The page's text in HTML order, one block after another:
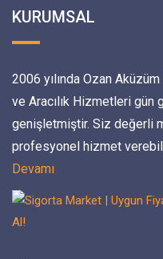
KURUMSAL
2006 yılında Ozan
ve Aracılık Hizmetleri
genişletmiştir. Siz değerli
profesyonel hizmet
Devamı